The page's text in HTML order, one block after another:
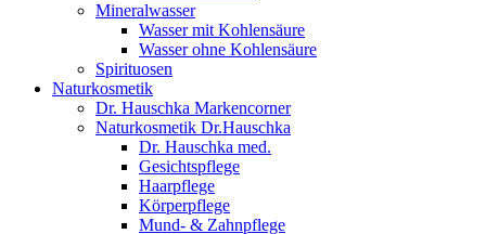
Mineralwasser
Wasser mit Kohlensäure
Wasser ohne Kohlensäure
Spirituosen
Naturkosmetik
Dr. Hauschka Markencorner
Naturkosmetik Dr.Hauschka
Dr. Hauschka med.
Gesichtspflege
Haarpflege
Körperpflege
Mund- & Zahnpflege